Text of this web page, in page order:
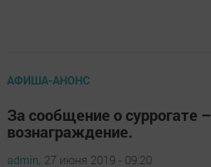
АФИША-АНОНС
За сообщение о суррогате –
вознаграждение.
admin, 27 июня 2019 - 09:20